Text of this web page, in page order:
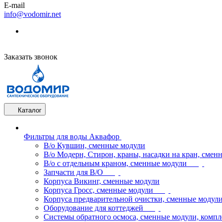
E-mail
info@vodomir.net
Заказать звонок
Каталог
Фильтры для воды Аквафор
В/о Кувшин, сменные модули
В/о Модерн, Стирон, краны, насадки на кран,
В/о с отдельным краном, сменные модули
Запчасти для В/О
Корпуса Викинг, сменные модули
Корпуса Гросс, сменные модули
Корпуса предварительной очистки, сменные модули
Оборудование для коттеджей
Системы обратного осмоса, сменные модули,